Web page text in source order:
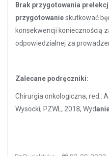
Brak przygotowania
przygotowanieskutkować
konsekwencji koniecznością
odpowiedzialnej za
Zalecane podręczniki:
Chirurgia onkologiczna, red.:
Wysocki, PZWL, 2018, Wyd